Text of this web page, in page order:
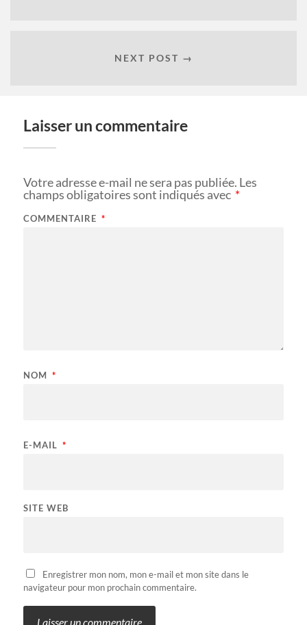
NEXT POST →
Laisser un commentaire
Votre adresse e-mail ne sera pas publiée. Les
champs obligatoires sont indiqués avec *
COMMENTAIRE *
NOM *
E-MAIL *
SITE WEB
Enregistrer mon nom, mon e-mail et mon site dans le
navigateur pour mon prochain commentaire.